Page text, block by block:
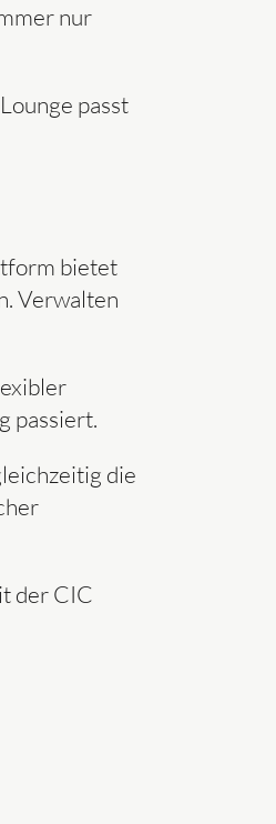
nur
passt
bietet
Verwalten
passiert.
die
der CIC